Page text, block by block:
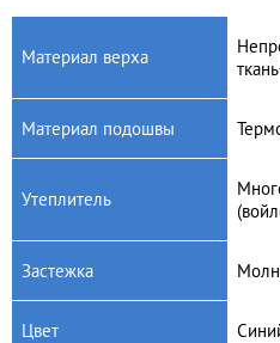
Артикул: 1530NF
Demar Furry 2 NF
610
Материал верха
Материал подошвы
Утеплитель
Застежка
Цвет